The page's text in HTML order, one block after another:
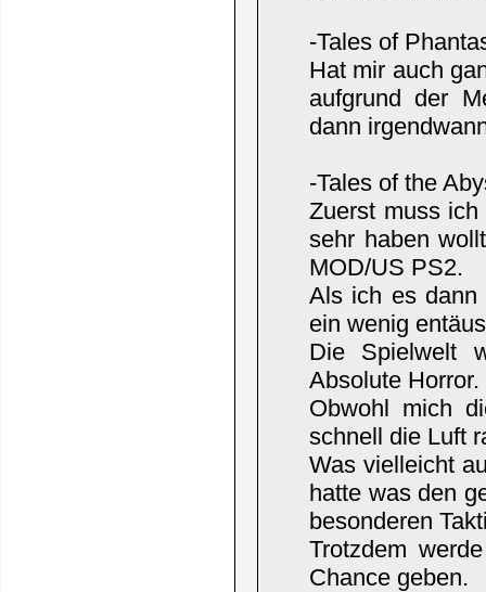
-Tales of
Hat mir auch
aufgrund der
dann
-Tales of the
Zuerst muss
sehr haben
MOD/US PS2.
Als ich es dann
ein wenig
Die Spielwelt
Absolute Horror.
Obwohl mich
schnell die Luft
Was vielleicht
hatte was den
besonderen
Trotzdem
Chance geben.